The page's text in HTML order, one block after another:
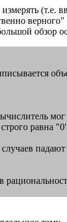
(т.е.
верного"
обзор
строго равна